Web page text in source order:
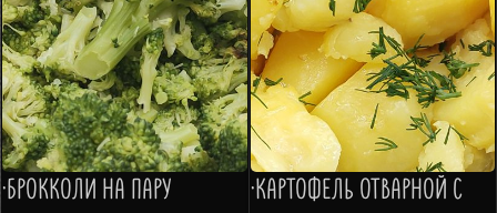
·БРОККОЛИ НА ПАРУ
·КАРТОФЕЛЬ ОТВАРНОЙ С